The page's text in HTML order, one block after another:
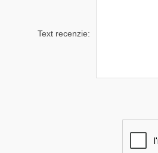
Text recenzie: